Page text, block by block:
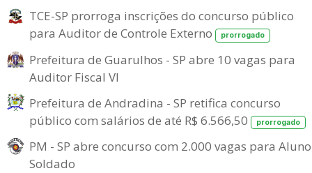
TCE-SP prorroga inscrições do concurso público
para Auditor de Controle Externo
prorrogado
Prefeitura de Guarulhos - SP abre 10 vagas para
Auditor Fiscal VI
Prefeitura de Andradina - SP retifica concurso
público com salários de até R$ 6.566,50
prorrogado
PM - SP abre concurso com 2.000 vagas para
Soldado